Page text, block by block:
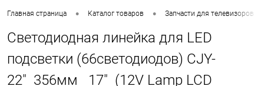
Главная страница • Каталог товаров • Запчасти для телевизоров
Светодиодная линейка для LED
подсветки (66светодиодов) CJY-
22" 356мм 17" (12V Lamp LCD